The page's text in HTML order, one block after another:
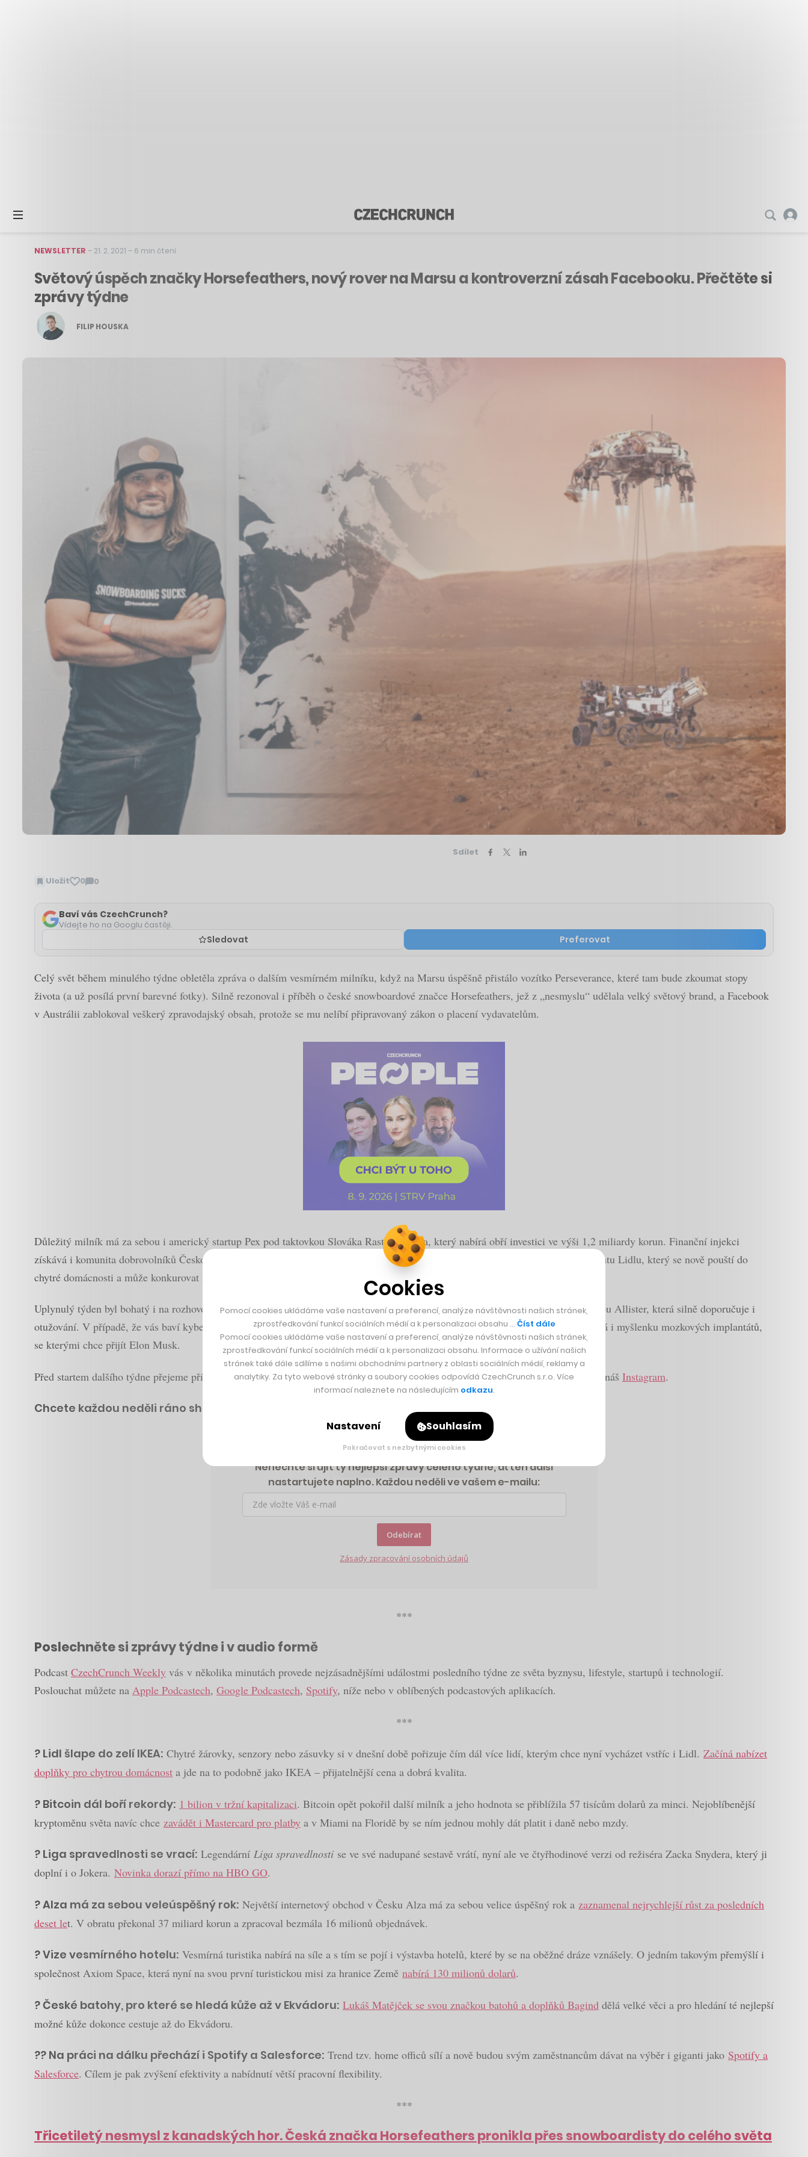
NEWSLETTER – 21. 2. 2021 – 6 min čtení
Světový úspěch značky Horsefeathers, nový rover na Marsu a kontroverzní zásah Facebooku. Přečtěte si
zprávy týdne
FILIP HOUSKA
Sdílet
Uložit 0 0
Zobrazit
Baví vás CzechCrunch?
Vídejte ho na Googlu častěji.
Sledovat Preferovat
Celý svět během minulého týdne obletěla zpráva o dalším vesmírném milníku, když na Marsu úspěšně přistálo vozítko Perseverance, které tam bude zkoumat stopy
života (a už posílá první barevné fotky). Silně rezonoval i příběh o české snowboardové značce Horsefeathers, jež z „nesmyslu“ udělala velký světový brand, a Facebook
v Austrálii zablokoval veškerý zpravodajský obsah, protože se mu nelíbí připravovaný zákon o placení vydavatelům.
Důležitý milník má za sebou i americký startup Pex pod taktovkou Slováka Rastyho Turka, který nabírá obří investici ve výši 1,2 miliardy korun. Finanční injekci
získává i komunita dobrovolníků Česko.Digital, do které posílá tři miliony korun Livesport. Za zmínku stojí také rozšíření sortimentu Lidlu, který se nově pouští do
chytré domácnosti a může konkurovat IKEA.
Uplynulý týden byl bohatý i na rozhovory. Pokud vás zajímá biohacking a chcete se pokusit žít déle, můžete se inspirovat Veronikou Allister, která silně doporučuje i
otužování. V případě, že vás baví kyberbezpečnost, ponořte se do velkého rozhovoru s technickým ředitelem Avastu, který rozebírá i myšlenku mozkových implantátů,
se kterými chce přijít Elon Musk.
Před startem dalšího týdne přejeme příjemné čtení nebo poslech skrze náš podcast CzechCrunch Weekly! Nezapomeňte sledovat i náš Instagram.
Chcete každou neděli ráno shrnutí článků jako první?
Nenechte si ujít ty nejlepší zprávy celého týdne, ať ten další
nastartujete naplno. Každou neděli ve vašem e-mailu:
Odebírat
Zásady zpracování osobních údajů
***
Poslechněte si zprávy týdne i v audio formě
Podcast CzechCrunch Weekly vás v několika minutách provede nejzásadnějšími událostmi posledního týdne ze světa byznysu, lifestyle, startupů i technologií.
Poslouchat můžete na Apple Podcastech, Google Podcastech, Spotify, níže nebo v oblíbených podcastových aplikacích.
***
? Lidl šlape do zelí IKEA: Chytré žárovky, senzory nebo zásuvky si v dnešní době pořizuje čím dál více lidí, kterým chce nyní vycházet vstříc i Lidl. Začíná nabízet
doplňky pro chytrou domácnost a jde na to podobně jako IKEA – přijatelnější cena a dobrá kvalita.
? Bitcoin dál boří rekordy: 1 bilion v tržní kapitalizaci. Bitcoin opět pokořil další milník a jeho hodnota se přiblížila 57 tisícům dolarů za minci. Nejoblíbenější
kryptoměnu světa navíc chce zavádět i Mastercard pro platby a v Miami na Floridě by se ním jednou mohly dát platit i daně nebo mzdy.
? Liga spravedlnosti se vrací: Legendární Liga spravedlnosti se ve své nadupané sestavě vrátí, nyní ale ve čtyřhodinové verzi od režiséra Zacka Snydera, který ji
doplní i o Jokera. Novinka dorazí přímo na HBO GO.
? Alza má za sebou veleúspěšný rok: Největší internetový obchod v Česku Alza má za sebou velice úspěšný rok a zaznamenal nejrychlejší růst za posledních
deset let. V obratu překonal 37 miliard korun a zpracoval bezmála 16 milionů objednávek.
?️ Vize vesmírného hotelu: Vesmírná turistika nabírá na síle a s tím se pojí i výstavba hotelů, které by se na oběžné dráze vznášely. O jedním takovým přemýšlí i
společnost Axiom Space, která nyní na svou první turistickou misi za hranice Země nabírá 130 milionů dolarů.
? České batohy, pro které se hledá kůže až v Ekvádoru: Lukáš Matějček se svou značkou batohů a doplňků Bagind dělá velké věci a pro hledání té nejlepší
možné kůže dokonce cestuje až do Ekvádoru.
?‍? Na práci na dálku přechází i Spotify a Salesforce: Trend tzv. home officů sílí a nově budou svým zaměstnancům dávat na výběr i giganti jako Spotify a
Salesforce. Cílem je pak zvýšení efektivity a nabídnutí větší pracovní flexibility.
***
Třicetiletý nesmysl z kanadských hor. Česká značka Horsefeathers pronikla přes snowboardisty do celého světa
Cookies
Pomocí cookies ukládáme vaše nastavení a preferencí, analýze návštěvnosti našich stránek,
zprostředkování funkcí sociálních médií a k personalizaci obsahu … Číst dále
Pomocí cookies ukládáme vaše nastavení a preferencí, analýze návštěvnosti našich stránek,
zprostředkování funkcí sociálních médií a k personalizaci obsahu. Informace o užívání našich
stránek také dále sdílíme s našimi obchodními partnery z oblasti sociálních médií, reklamy a
analytiky. Za tyto webové stránky a soubory cookies odpovídá CzechCrunch s.r.o. Více
informací naleznete na následujícím odkazu.
Nastavení Souhlasím
Pokračovat s nezbytnými cookies